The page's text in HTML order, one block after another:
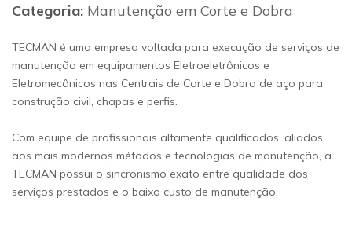
Categoria: Manutenção em Corte e Dobra
TECMAN é uma empresa voltada para execução de serviços de
manutenção em equipamentos Eletroeletrônicos e
Eletromecânicos nas Centrais de Corte e Dobra de aço para
construção civil, chapas e perfis.
Com equipe de profissionais altamente qualificados, aliados
aos mais modernos métodos e tecnologias de manutenção, a
TECMAN possui o sincronismo exato entre qualidade dos
serviços prestados e o baixo custo de manutenção.